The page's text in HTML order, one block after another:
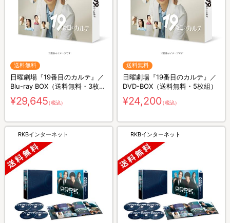
送料無料
日曜劇場『19番目のカルテ』／
Blu-ray BOX（送料無料・3枚
組）
¥29,645（税込）
送料無料
日曜劇場『19番目のカルテ』／
DVD-BOX（送料無料・5枚組）
¥24,200（税込）
RKBインターネット RKBインターネット